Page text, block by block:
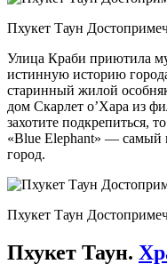
Пхукет Таун
Улица Краби приютила
истинную историю
старинный жилой
дом Скарлет о’Хара из
захотите подкрепиться,
«Blue Elephant» — самый
город.
Пхукет Таун
Пхукет Таун.